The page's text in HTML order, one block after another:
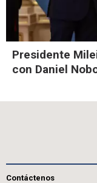
Presidente
con Daniel
Contáctenos